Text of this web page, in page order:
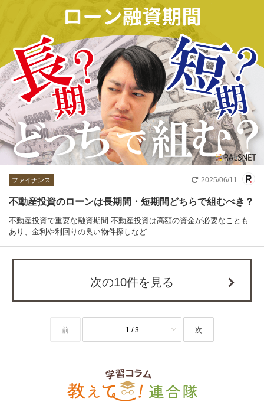
ファイナンス 2025/06/11
不動産投資のローンは長期間・短期間どちらで組むべき？
不動産投資で重要な融資期間 不動産投資は高額の資金が必要なことも
あり、金利や利回りの良い物件探しなど…
次の10件を見る
前 1 / 3 次